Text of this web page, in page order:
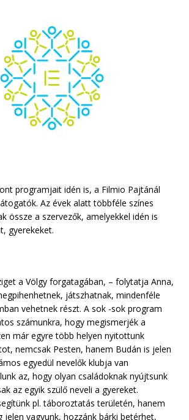
programjait idén is, a Filmio Pajtánál
Az évek alatt többféle színes
össze a szervezők, amelyekkel idén is
gyerekeket.
a Völgy forgatagában, – folytatja Anna,
játszhatnak, mindenféle
vehetnek részt. A sok -sok program
számunkra, hogy megismerjék a
már egyre több helyen nyitottunk
nemcsak Pesten, hanem Budán is jelen
egyedül nevelők klubja van
az, hogy olyan családoknak nyújtsunk
az egyik szülő neveli a gyereket.
pl. táboroztatás területén, hanem
jelen vagyunk, hozzánk bárki betérhet,